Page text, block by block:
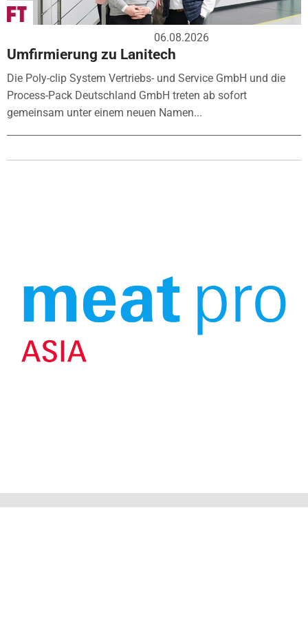
06.08.2026
Umfirmierung zu Lanitech
Die Poly-clip System Vertriebs- und Service GmbH und die
Process-Pack Deutschland GmbH treten ab sofort
gemeinsam unter einem neuen Namen...